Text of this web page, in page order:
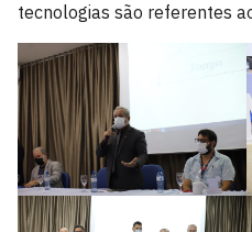
tecnologias são referentes